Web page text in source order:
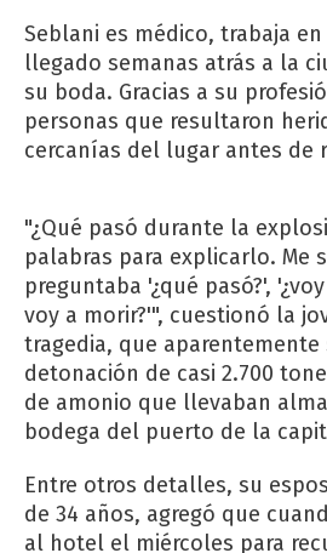
Seblani es médico, trabaja en
llegado semanas atrás a la
su boda. Gracias a su
personas que resultaron
cercanías del lugar antes de
"¿Qué pasó durante la
palabras para explicarlo. Me
preguntaba '¿qué pasó?',
voy a morir?'", cuestionó la
tragedia, que
detonación de casi 2.700
de amonio que llevaban
bodega del puerto de la
Entre otros detalles, su
de 34 años, agregó que
al hotel el miércoles para